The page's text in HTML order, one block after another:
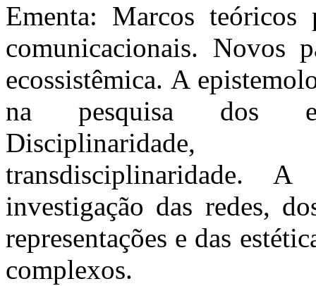
Ementa: Marcos teóricos
comunicacionais. Novos
ecossistêmica. A
na pesquisa dos
Disciplinaridade,
transdisciplinaridade. A
investigação das redes,
representações e das
complexos.